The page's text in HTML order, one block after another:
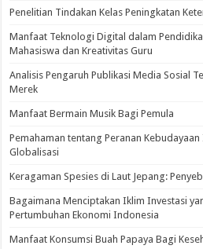
Penelitian Tindakan Kelas Peningkatan
Manfaat Teknologi Digital dalam
Mahasiswa dan Kreativitas Guru
Analisis Pengaruh Publikasi Media Sosial
Merek
Manfaat Bermain Musik Bagi Pemula
Pemahaman tentang Peranan
Globalisasi
Keragaman Spesies di Laut Jepang:
Bagaimana Menciptakan Iklim Investasi
Pertumbuhan Ekonomi Indonesia
Manfaat Konsumsi Buah Papaya Bagi